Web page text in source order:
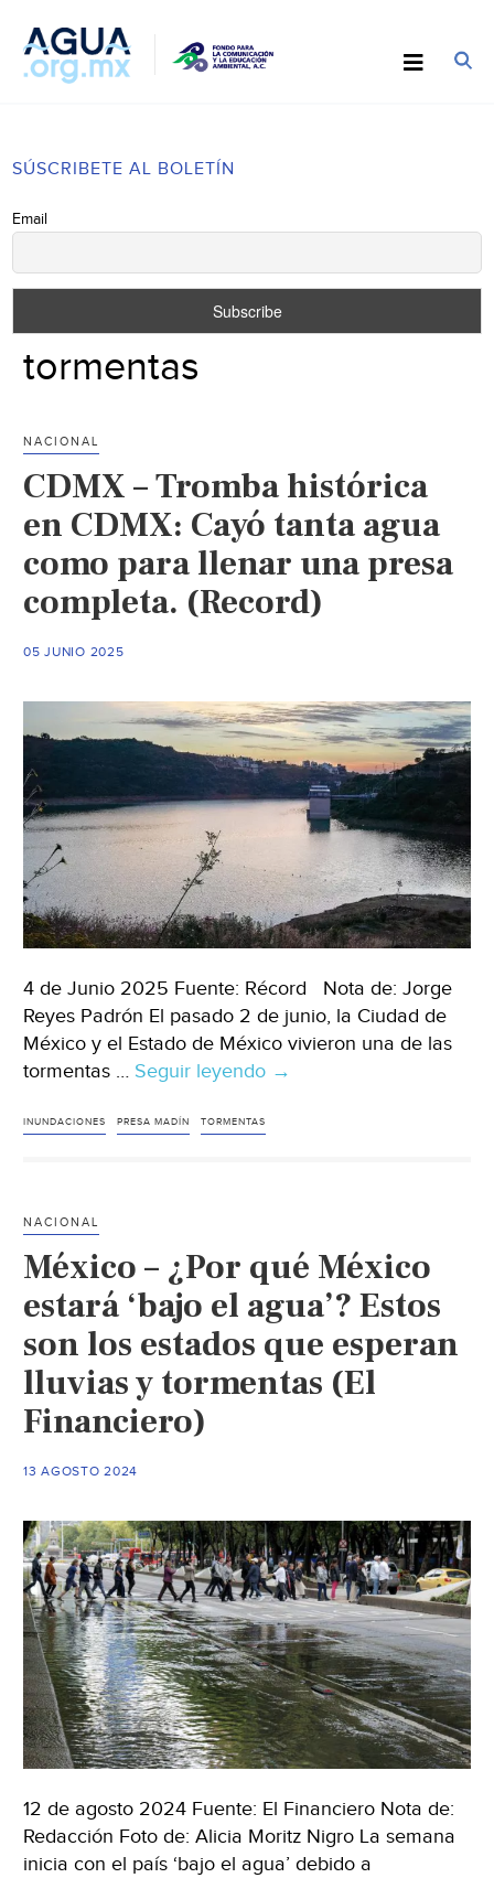
SÚSCRIBETE AL BOLETÍN
Email
tormentas
NACIONAL
CDMX – Tromba histórica
en CDMX: Cayó tanta agua
como para llenar una presa
completa. (Record)
05 JUNIO 2025
4 de Junio 2025 Fuente: Récord Nota de: Jorge
Reyes Padrón El pasado 2 de junio, la Ciudad de
México y el Estado de México vivieron una de las
tormentas … Seguir leyendo CDMX
tanta
como
para
llenar
→
INUNDACIONES PRESA MADÍN TORMENTAS
NACIONAL
México – ¿Por qué México
estará ‘bajo el agua’? Estos
son los estados que esperan
lluvias y tormentas (El
Financiero)
13 AGOSTO 2024
12 de agosto 2024 Fuente: El Financiero Nota de:
Redacción Foto de: Alicia Moritz Nigro La semana
inicia con el país ‘bajo el agua’ debido a